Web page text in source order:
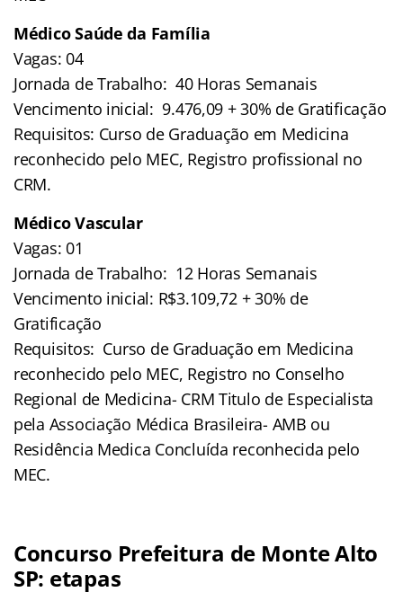
Médico Saúde da Família
Vagas: 04
Jornada de Trabalho: 40 Horas Semanais
Vencimento inicial: 9.476,09 + 30% de Gratificação
Requisitos: Curso de Graduação em Medicina
reconhecido pelo MEC, Registro profissional no
CRM.
Médico Vascular
Vagas: 01
Jornada de Trabalho: 12 Horas Semanais
Vencimento inicial: R$3.109,72 + 30% de
Gratificação
Requisitos: Curso de Graduação em Medicina
reconhecido pelo MEC, Registro no Conselho
Regional de Medicina- CRM Titulo de Especialista
pela Associação Médica Brasileira- AMB ou
Residência Medica Concluída reconhecida pelo
MEC.
Concurso Prefeitura de Monte Alto
SP: etapas